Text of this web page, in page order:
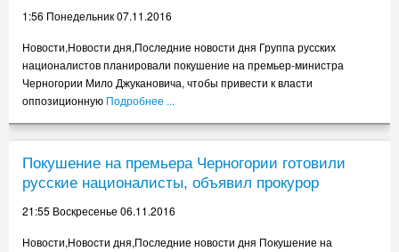
Госкорпорации и учреждения не экономят на праздновании Нового
года
21.55 Среда 02.11.2016
Песков заявил, что госучреждения РФ не смогут целиком перейти на
отечественный софт
нарушении прав человека в РФ
1:56 Понедельник 07.11.2016
Новости,Новости дня,Последние новости дня Группа русских
националистов планировали покушение на премьер-министра
Черногории Мило Джукановича, чтобы привести к власти
оппозиционную Подробнее ...
Покушение на премьера Черногории готовили
русские националисты, объявил прокурор
21:55 Воскресенье 06.11.2016
Новости,Новости дня,Последние новости дня Покушение на